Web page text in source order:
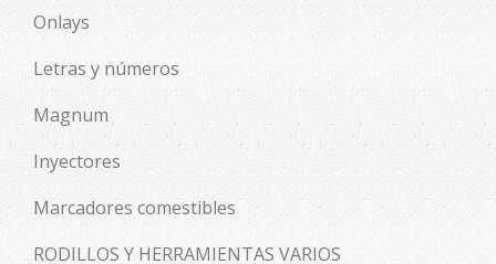
Onlays
Letras y números
Magnum
Inyectores
Marcadores comestibles
RODILLOS Y HERRAMIENTAS VARIOS